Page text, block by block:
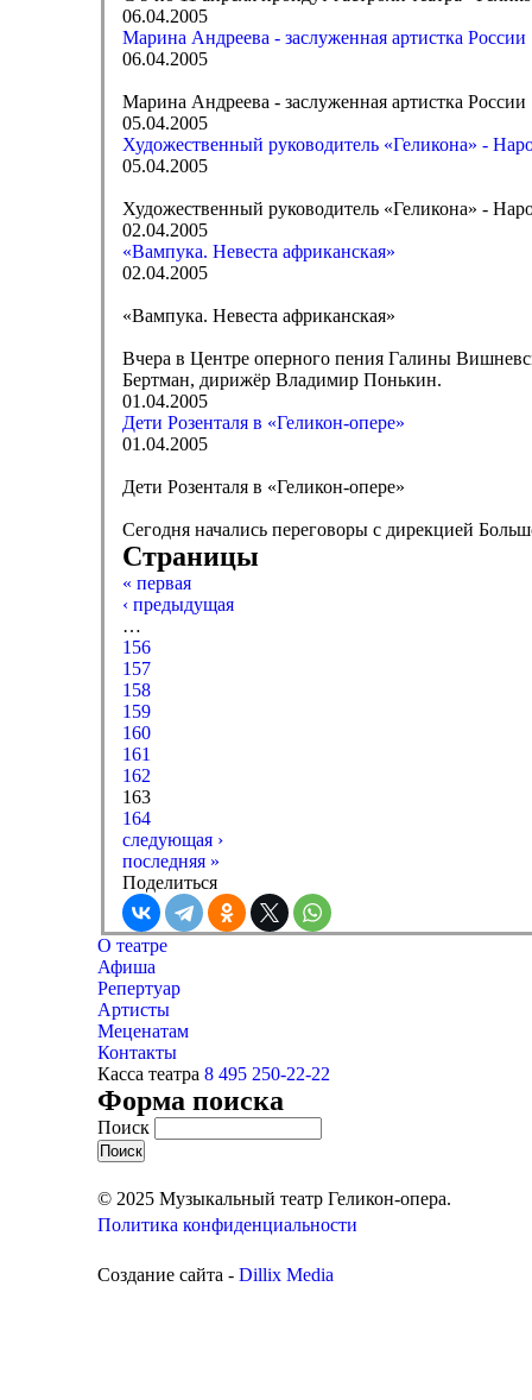
06.04.2005
Марина Андреева - заслуженная артистка России
06.04.2005
Марина Андреева - заслуженная артистка России
05.04.2005
Художественный руководитель «Геликона» -
05.04.2005
Художественный руководитель «Геликона» -
02.04.2005
«Вампука. Невеста африканская»
02.04.2005
«Вампука. Невеста африканская»
Вчера в Центре оперного пения Галины
Бертман, дирижёр Владимир Понькин.
01.04.2005
Дети Розенталя в «Геликон-опере»
01.04.2005
Дети Розенталя в «Геликон-опере»
Сегодня начались переговоры с дирекцией
Страницы
« первая
‹ предыдущая
…
156
157
158
159
160
161
162
163
164
следующая ›
последняя »
Поделиться
О театре
Афиша
Репертуар
Артисты
Меценатам
Контакты
Касса театра 8 495 250-22-22
Форма поиска
Поиск
© 2025 Музыкальный театр Геликон-опера.
Политика конфиденциальности
Создание сайта - Dillix Media